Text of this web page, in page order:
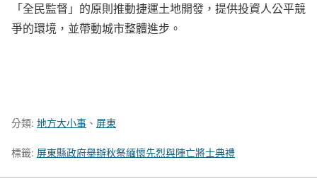
「全民監督」的原則推動捷運土地開發，提供投資人公平競
爭的環境，並帶動城市整體進步。
分類: 地方大小事 、 屏東
標籤: 屏東縣政府舉辦秋祭緬懷先烈與陣亡將士典禮